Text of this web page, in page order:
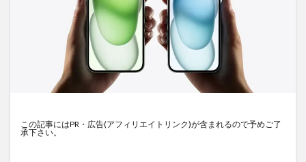
この記事にはPR・広告(アフィリエイトリンク)が含まれるので予めご了
承下さい。